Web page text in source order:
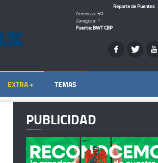
Reporte de Puentes
Americas: 50
Zaragoza: 1
Fuente: BWT CBP
EXTRA + TEMAS
PUBLICIDAD